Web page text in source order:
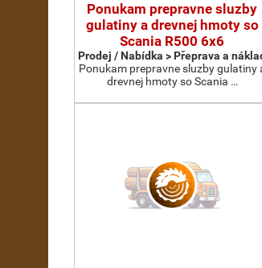
Ponukam prepravne sluzby
gulatiny a drevnej hmoty so
Scania R500 6x6
Prodej / Nabídka > Přeprava a
Ponukam prepravne sluzby gulatiny
drevnej hmoty so Scania …